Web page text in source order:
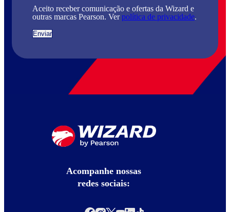
Aceito receber comunicação e ofertas da Wizard e
outras marcas Pearson. Verpolítica de privacidade.
Acompanhe nossas
redes sociais: